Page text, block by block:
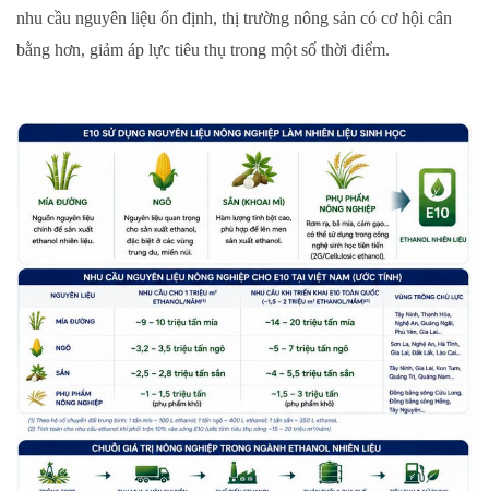
nhu cầu nguyên liệu ổn định, thị trường nông sản có cơ hội cân
bằng hơn, giảm áp lực tiêu thụ trong một số thời điểm.